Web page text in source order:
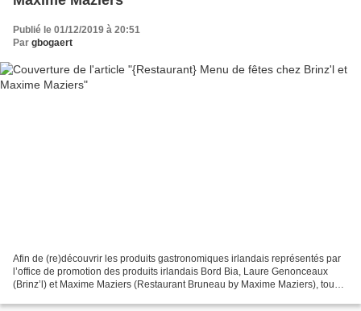
Publié le 01/12/2019 à 20:51
Par gbogaert
Afin de (re)découvrir les produits gastronomiques irlandais représentés par
l’office de promotion des produits irlandais Bord Bia, Laure Genonceaux
(Brinz’l) et Maxime Maziers (Restaurant Bruneau by Maxime Maziers), tous